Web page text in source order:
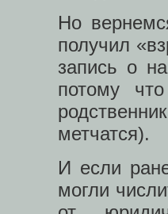
Но
получил
запись о
потому
метчатся).
И если
могли